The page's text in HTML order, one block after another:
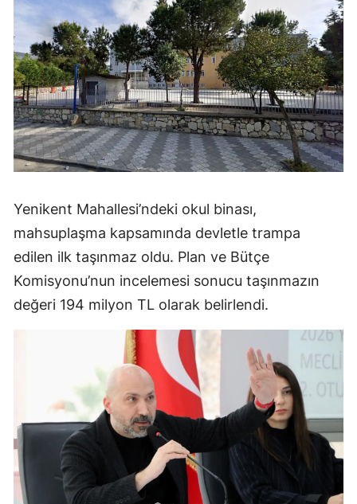
Yenikent Mahallesi’ndeki okul binası,
mahsuplaşma kapsamında devletle trampa
edilen ilk taşınmaz oldu. Plan ve Bütçe
Komisyonu’nun incelemesi sonucu taşınmazın
değeri 194 milyon TL olarak belirlendi.